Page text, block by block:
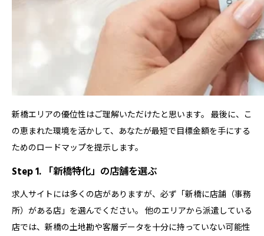
新橋エリアの優位性はご理解いただけたと思います。 最後に、こ
の恵まれた環境を活かして、あなたが最短で目標金額を手にする
ためのロードマップを提示します。
Step 1. 「新橋特化」の店舗を選ぶ
求人サイトには多くの店がありますが、必ず「新橋に店舗（事務
所）がある店」を選んでください。 他のエリアから派遣している
店では、新橋の土地勘や客層データを十分に持っていない可能性